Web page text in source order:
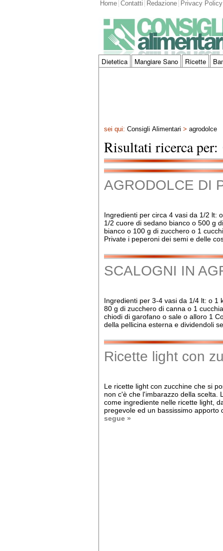
Home Contatti Redazione Privacy Policy
Dietetica Mangiare Sano Ricette
sei qui: Consigli Alimentari > agrodolce
Risultati ricerca per:
AGRODOLCE DI
Ingredienti per circa 4 vasi da 1/2 lt:
1/2 cuore di sedano bianco o 500 g
bianco o 100 g di zucchero o 1
Private i peperoni dei semi e delle
SCALOGNI IN
Ingredienti per 3-4 vasi da 1/4 lt: o 1
80 g di zucchero di canna o 1
chiodi di garofano o sale o alloro 1
della pellicina esterna e dividendoli
Ricette light con
Le ricette light con zucchine che si
non c'è che l'imbarazzo della scelta.
come ingrediente nelle ricette light,
pregevole ed un bassissimo apporto
segue »